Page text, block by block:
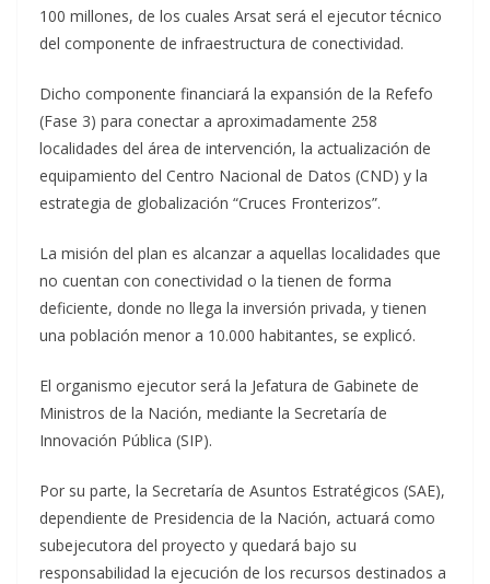
100 millones, de los cuales Arsat será el ejecutor técnico
del componente de infraestructura de conectividad.
Dicho componente financiará la expansión de la Refefo
(Fase 3) para conectar a aproximadamente 258
localidades del área de intervención, la actualización de
equipamiento del Centro Nacional de Datos (CND) y la
estrategia de globalización “Cruces Fronterizos”.
La misión del plan es alcanzar a aquellas localidades que
no cuentan con conectividad o la tienen de forma
deficiente, donde no llega la inversión privada, y tienen
una población menor a 10.000 habitantes, se explicó.
El organismo ejecutor será la Jefatura de Gabinete de
Ministros de la Nación, mediante la Secretaría de
Innovación Pública (SIP).
Por su parte, la Secretaría de Asuntos Estratégicos (SAE),
dependiente de Presidencia de la Nación, actuará como
subejecutora del proyecto y quedará bajo su
responsabilidad la ejecución de los recursos destinados a